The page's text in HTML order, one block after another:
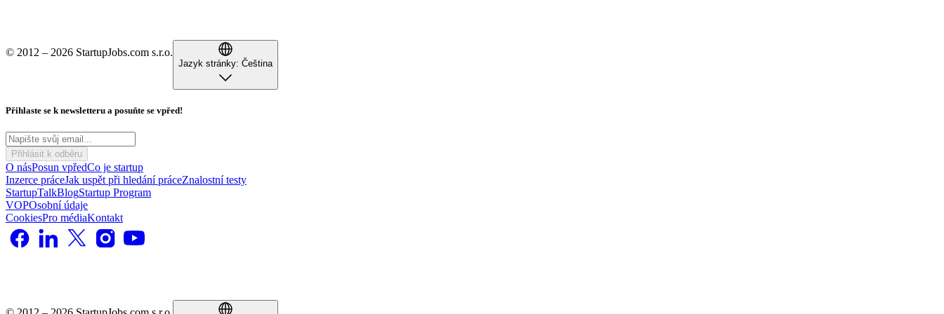
© 2012 – 2026 StartupJobs.com s.r.o.
Jazyk stránky: Čeština
Přihlaste se k newsletteru a posuňte se vpřed!
Přihlásit k odběru
O násPosun vpředCo je startup
Inzerce práceJak uspět při hledání práceZnalostní testy
StartupTalkBlogStartup Program
VOPOsobní údaje
CookiesPro médiaKontakt